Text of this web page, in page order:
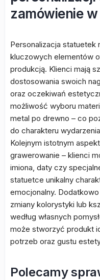
zamówienie
Personalizacja statuetek
kluczowych elementów
produkcją. Klienci mają
dostosowania swoich
oraz oczekiwań
możliwość wyboru
metal po drewno – co
do charakteru
Kolejnym istotnym
grawerowanie – klienci
imiona, daty czy
statuetce unikalny
emocjonalny.
zmiany kolorystyki lub
według własnych
może stworzyć produkt
potrzeb oraz gustu
Polecamy